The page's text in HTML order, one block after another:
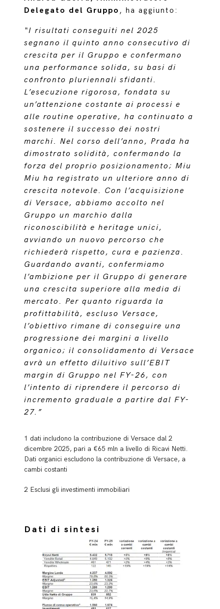
Delegato del Gruppo , ha aggiunto:
“I risultati conseguiti nel 2025
segnano il quinto anno consecutivo di
crescita per il Gruppo e confermano
una performance solida, su basi di
confronto pluriennali sfidanti.
L’esecuzione rigorosa, fondata su
un’attenzione costante ai processi e
alle routine operative, ha continuato a
sostenere il successo dei nostri
marchi. Nel corso dell’anno, Prada ha
dimostrato solidità, confermando la
forza del proprio posizionamento; Miu
Miu ha registrato un ulteriore anno di
crescita notevole. Con l’acquisizione
di Versace, abbiamo accolto nel
Gruppo un marchio dalla
riconoscibilità e heritage unici,
avviando un nuovo percorso che
richiederà rispetto, cura e pazienza.
Guardando avanti, confermiamo
l’ambizione per il Gruppo di generare
una crescita superiore alla media di
mercato. Per quanto riguarda la
profittabilità, escluso Versace,
l’obiettivo rimane di conseguire una
progressione dei margini a livello
organico; il consolidamento di Versace
avrà un effetto diluitivo sull’EBIT
margin di Gruppo nel FY-26, con
l’intento di riprendere il percorso di
incremento graduale a partire dal FY-
27.”
1 dati includono la contribuzione di Versace dal 2
dicembre 2025, pari a €65 mln a livello di Ricavi Netti.
Dati organici escludono la contribuzione di Versace, a
cambi costanti
2 Esclusi gli investimenti immobiliari
Dati di sintesi